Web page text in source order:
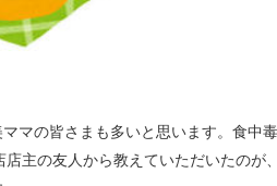
マの皆さまも多いと思います。食中
の友人から教えていただいたのが